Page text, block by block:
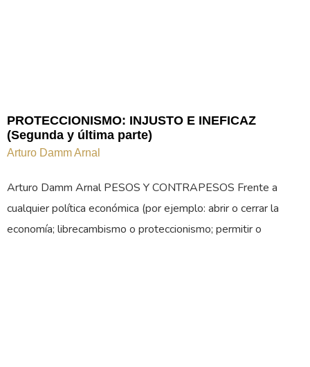
PROTECCIONISMO: INJUSTO E INEFICAZ
(Segunda y última parte)
Arturo Damm Arnal
Arturo Damm Arnal PESOS Y CONTRAPESOS Frente a
cualquier política económica (por ejemplo: abrir o cerrar la
economía; librecambismo o proteccionismo; permitir o